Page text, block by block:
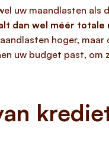
uw maandlasten
dan wel méér
hoger,
uw budget past,